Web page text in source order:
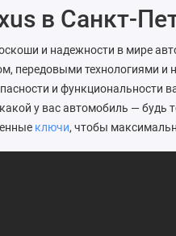
в Санкт-
и надежности в мире
передовыми технологиями и
и функциональности
у вас автомобиль — будь
ключи, чтобы